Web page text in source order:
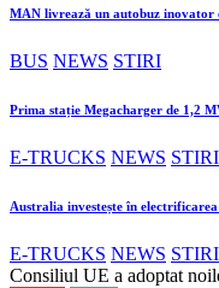
MAN livrează un autobuz inovator
BUS NEWS STIRI
Prima stație Megacharger de 1,2
E-TRUCKS NEWS STIRI
Australia investește în
E-TRUCKS NEWS STIRI
Consiliul UE a adoptat